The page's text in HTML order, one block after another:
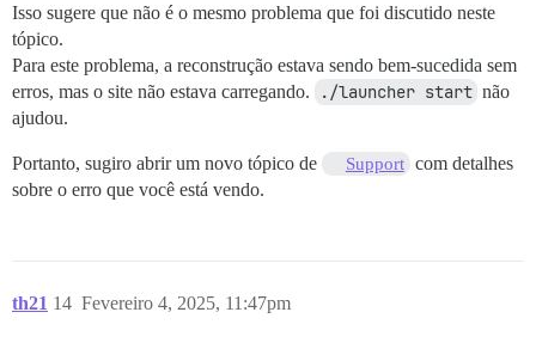
Isso sugere que não é o mesmo problema que foi discutido neste
tópico.
Para este problema, a reconstrução estava sendo bem-sucedida sem
erros, mas o site não estava carregando.
./launcher start não
ajudou.
Portanto, sugiro abrir um novo tópico de Support com detalhes
sobre o erro que você está vendo.
th21 Fevereiro 4, 2025, 11:47pm
14